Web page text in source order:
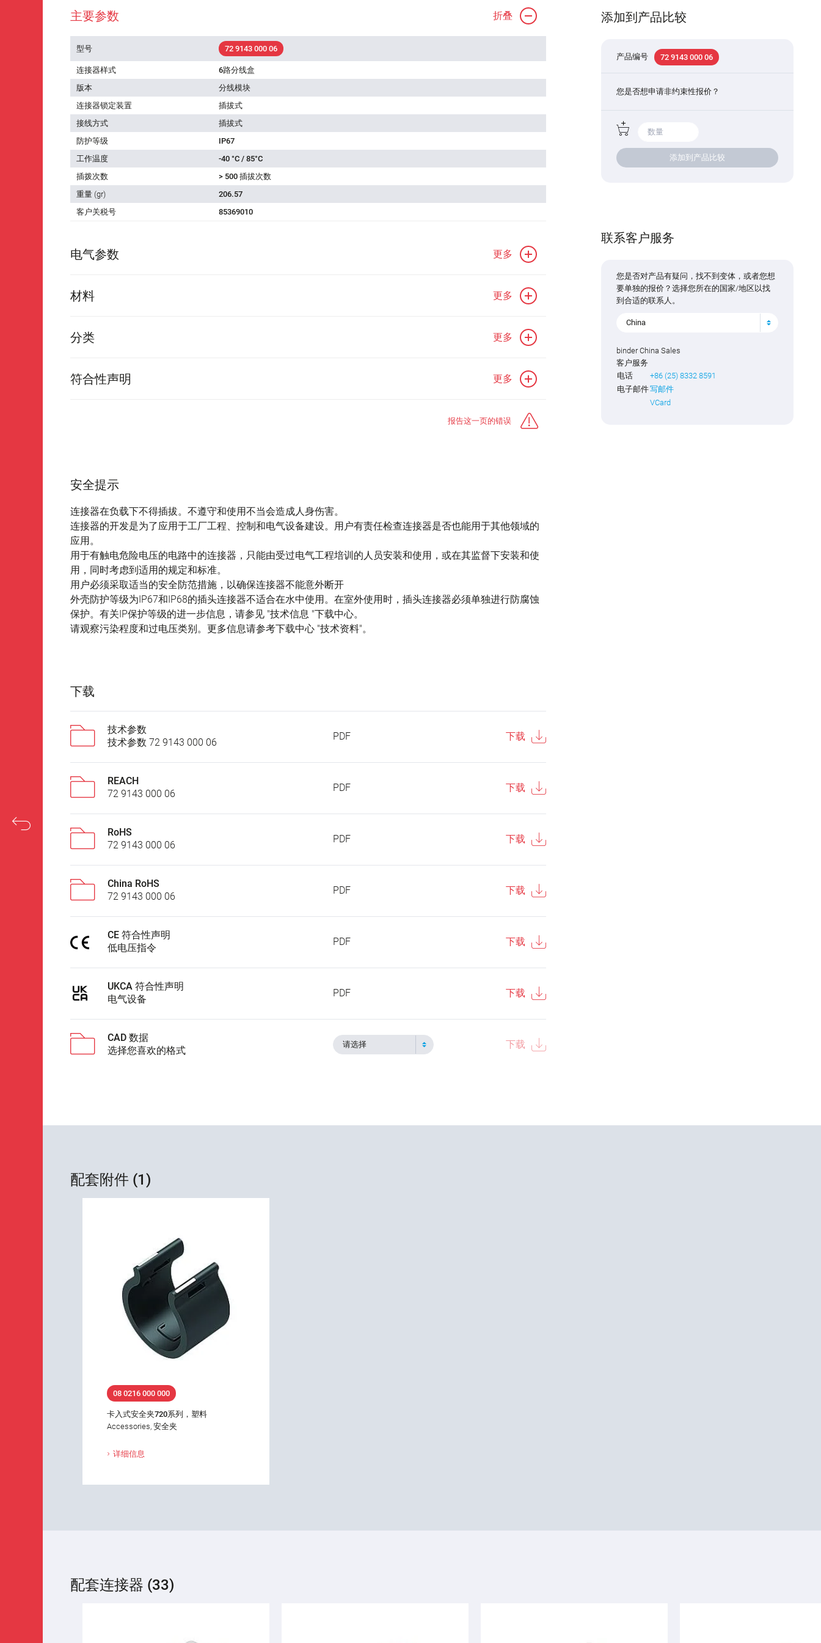
主要参数 折叠
型号 72 9143 000 06
连接器样式
6路分线盒
版本
分线模块
连接器锁定装置
插拔式
接线方式
插拔式
防护等级
IP67
工作温度
-40 °C / 85°C
插拨次数
> 500 插拔次数
重量 (gr)
206.57
客户关税号
85369010
电气参数 更多
材料 更多
分类 更多
符合性声明 更多
报告这一页的错误
安全提示
连接器在负载下不得插拔。不遵守和使用不当会造成人身伤害。
连接器的开发是为了应用于工厂工程、控制和电气设备建设。用户有责任检查连接器是否也能用于其他领域的
应用。
用于有触电危险电压的电路中的连接器，只能由受过电气工程培训的人员安装和使用，或在其监督下安装和使
用，同时考虑到适用的规定和标准。
用户必须采取适当的安全防范措施，以确保连接器不能意外断开
外壳防护等级为IP67和IP68的插头连接器不适合在水中使用。在室外使用时，插头连接器必须单独进行防腐蚀
保护。有关IP保护等级的进一步信息，请参见 "技术信息 "下载中心。
请观察污染程度和过电压类别。更多信息请参考下载中心 "技术资料"。
下载
技术参数
技术参数 72 9143 000 06
PDF 下载
REACH
72 9143 000 06
PDF 下载
RoHS
72 9143 000 06
PDF 下载
China RoHS
72 9143 000 06
PDF 下载
CE 符合性声明
低电压指令
PDF 下载
UKCA 符合性声明
电气设备
PDF 下载
CAD 数据
选择您喜欢的格式
请选择 下载
添加到产品比较
产品编号 72 9143 000 06
您是否想申请非约束性报价？
添加到产品比较
联系客户服务
您是否对产品有疑问，找不到变体，或者您想
要单独的报价？选择您所在的国家/地区以找
到合适的联系人。
China
binder China Sales
客户服务
电话
+86 (25) 8332 8591
电子邮件写邮件
VCard
配套附件 (1)
08 0216 000 000
卡入式安全夹720系列，塑料
Accessories, 安全夹
详细信息
配套连接器 (33)